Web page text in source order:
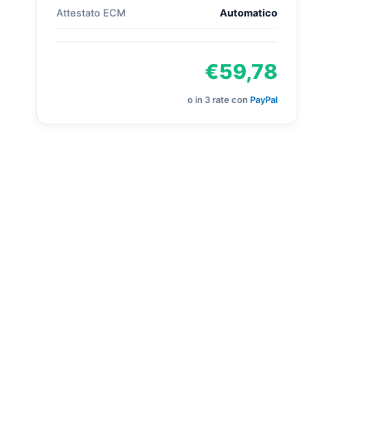
Attestato ECM Automatico
€59,78
o in 3 rate con PayPal